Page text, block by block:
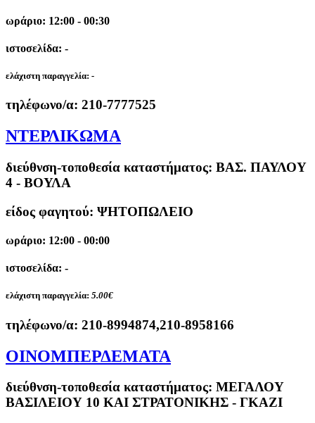
ωράριο: 12:00 - 00:30
ιστοσελίδα: -
ελάχιστη παραγγελία: -
τηλέφωνο/α: 210-7777525
ΝΤΕΡΛΙΚΩΜΑ
διεύθνση-τοποθεσία καταστήματος: ΒΑΣ. ΠΑΥΛΟΥ
4 - ΒΟΥΛΑ
είδος φαγητού: ΨΗΤΟΠΩΛΕΙΟ
ωράριο: 12:00 - 00:00
ιστοσελίδα: -
ελάχιστη παραγγελία: 5.00€
τηλέφωνο/α: 210-8994874,210-8958166
ΟΙΝΟΜΠΕΡΔΕΜΑΤΑ
διεύθνση-τοποθεσία καταστήματος: ΜΕΓΑΛΟΥ
ΒΑΣΙΛΕΙΟΥ 10 ΚΑΙ ΣΤΡΑΤΟΝΙΚΗΣ - ΓΚΑΖΙ